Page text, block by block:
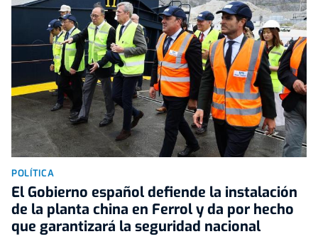
POLÍTICA
El Gobierno español defiende la instalación
de la planta china en Ferrol y da por hecho
que garantizará la seguridad nacional